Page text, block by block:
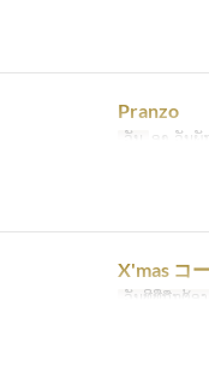
Pranzo
ວັນ ອາ, ວັນພັ
X'mas コ
ວັນທີທີ່ຖືກຕ້ອງ